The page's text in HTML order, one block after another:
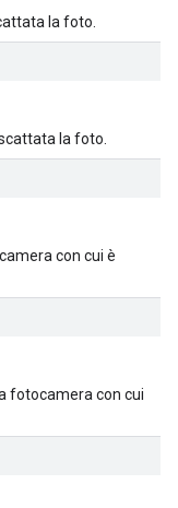
la foto.
la foto.
con cui è
fotocamera con cui